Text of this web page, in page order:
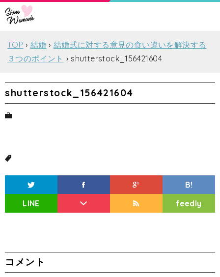
TOP 結婚
結婚式に対する意見の食い違いを解決する
３つのポイント
shutterstock_156421604
shutterstock_156421604
B!
LINE
feedly
コメント